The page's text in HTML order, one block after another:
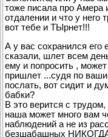
тоже писала про Амера
отдалении и что у него
вот тебе и ТЫрнет!!!
А у вас сохранился его
сказали, шлет всем
ему и попросить ,
пришлет ...судя по
послать, вот сидит и
бабки?
В это верится с
наша может много вам
наблюдений а не из
безшабашных НИКОГДА